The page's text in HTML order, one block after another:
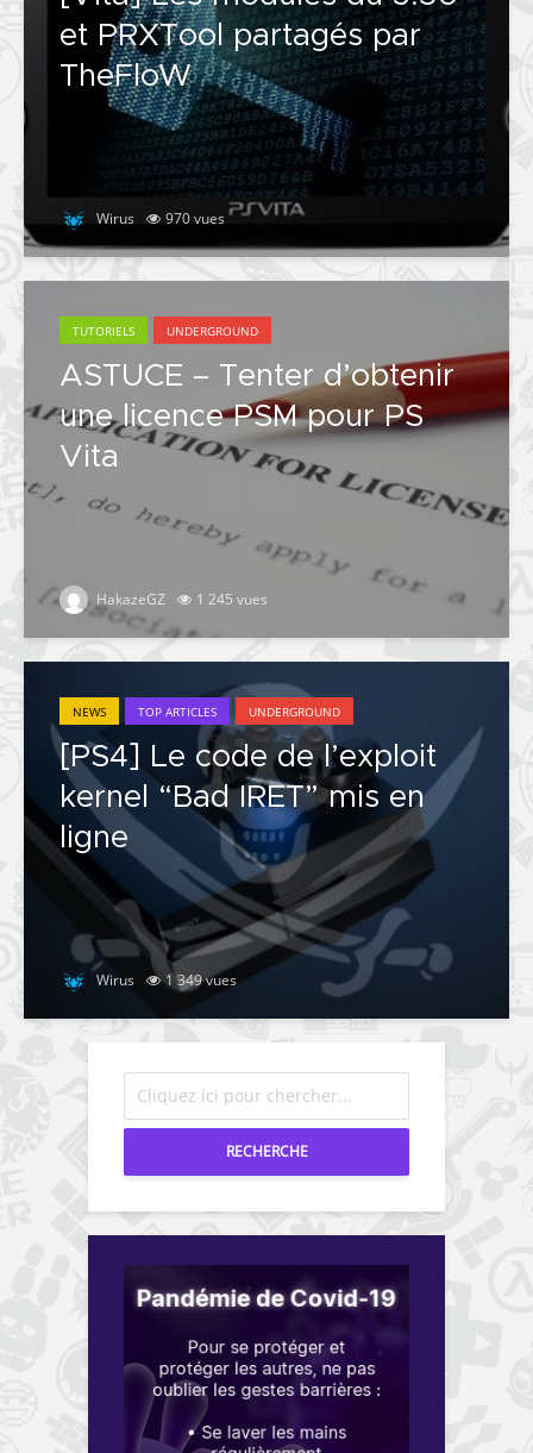
et PRXTool partagés par
TheFloW
Wirus 970 vues
TUTORIELS UNDERGROUND
ASTUCE – Tenter d’obtenir
une licence PSM pour PS
Vita
HakazeGZ 1 245 vues
NEWS TOP ARTICLES UNDERGROUND
[PS4] Le code de l’exploit
kernel “Bad IRET” mis en
ligne
Wirus 1 349 vues
RECHERCHE